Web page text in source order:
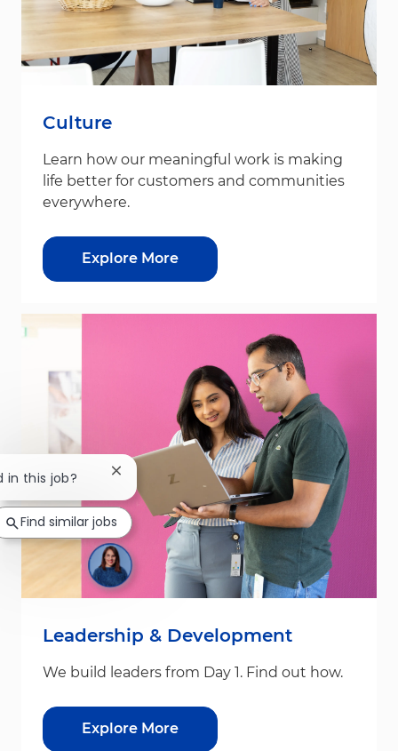
Culture
Learn how our meaningful work is making
life better for customers and communities
everywhere.
Explore More
Leadership & Development
We build leaders from Day 1. Find out how.
Explore More
in this job? Close chatbot notification
Find similar jobs